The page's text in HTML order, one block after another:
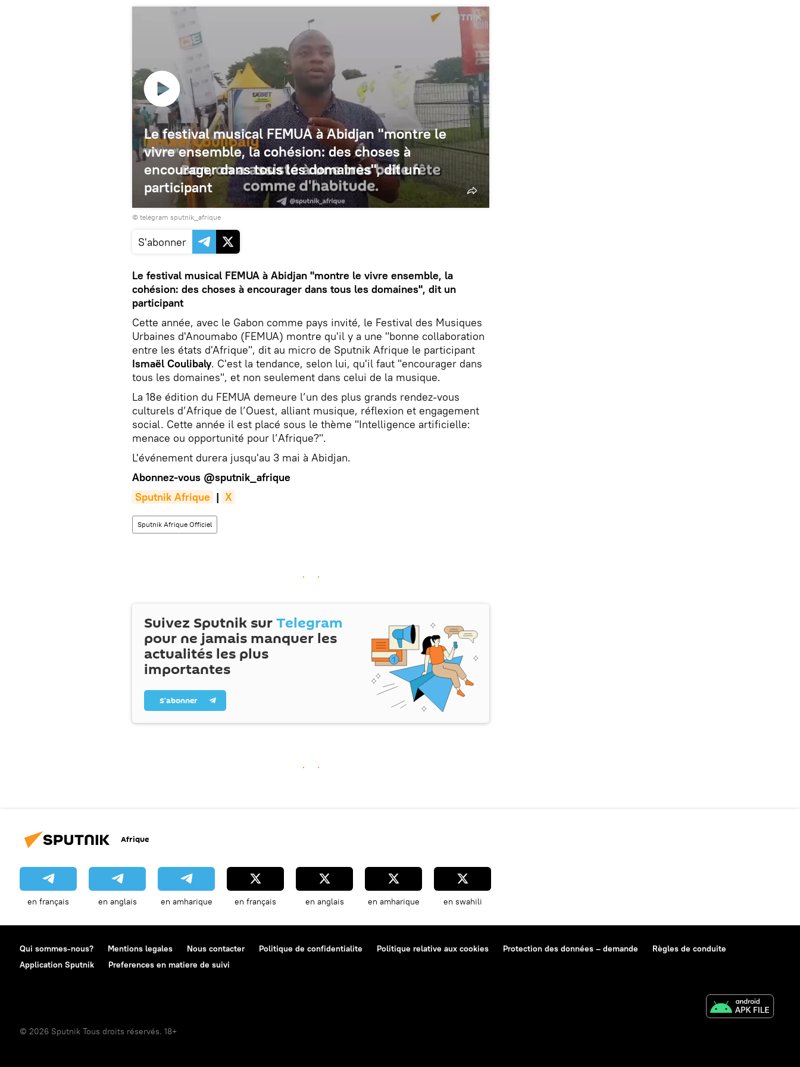
Le festival musical FEMUA à Abidjan "montre le
vivre ensemble, la cohésion: des choses à
encourager dans tous les domaines", dit un
participant
© telegram sputnik_afrique
S'abonner
Le festival musical FEMUA à Abidjan "montre le vivre ensemble, la
cohésion: des choses à encourager dans tous les domaines", dit un
participant
Cette année, avec le Gabon comme pays invité, le Festival des Musiques
Urbaines d'Anoumabo (FEMUA) montre qu'il y a une "bonne collaboration
entre les états d'Afrique", dit au micro de Sputnik Afrique le participant
Ismaël Coulibaly. C'est la tendance, selon lui, qu'il faut "encourager dans
tous les domaines", et non seulement dans celui de la musique.
La 18e édition du FEMUA demeure l’un des plus grands rendez-vous
culturels d’Afrique de l’Ouest, alliant musique, réflexion et engagement
social. Cette année il est placé sous le thème "Intelligence artificielle:
menace ou opportunité pour l’Afrique?".
L'événement durera jusqu'au 3 mai à Abidjan.
Abonnez-vous @sputnik_afrique
Sputnik Afrique | X
Sputnik Afrique Officiel
Suivez Sputnik surTelegram
pour ne jamais manquer les
actualités les plus
importantes
S’abonner
Afrique
en français en anglais en amharique en français en anglais en amharique en swahili
Qui sommes-nous? Mentions legales Nous contacter Politique de confidentialite Politique relative aux cookies Protection des données – demande
Règles de conduite
Application Sputnik
Preferences en matiere de suivi
© 2026 Sputnik Tous droits réservés. 18+